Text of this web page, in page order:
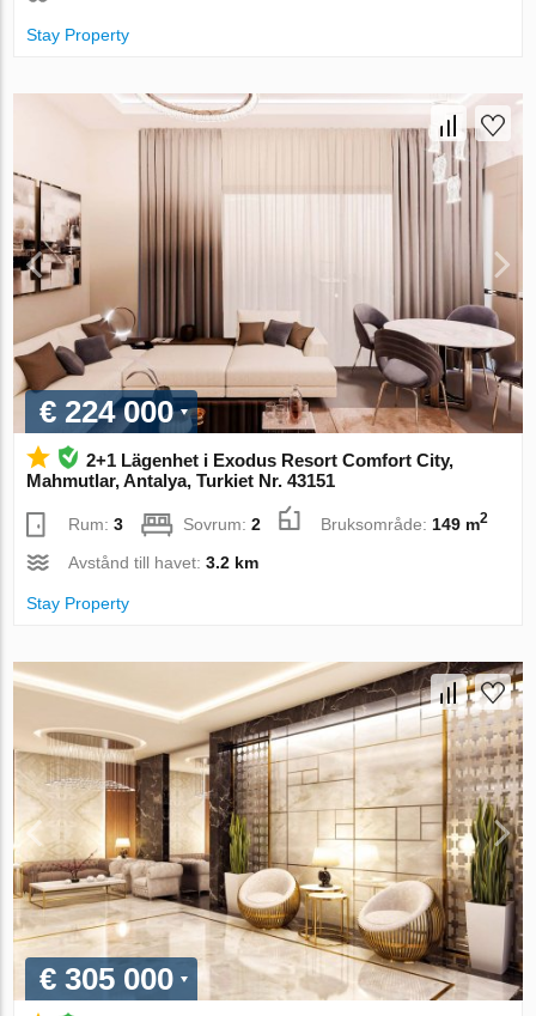
Stay Property
€ 224 000
2+1 Lägenhet i Exodus Resort Comfort City,
Mahmutlar, Antalya, Turkiet Nr. 43151
Rum:3 Sovrum:2 Bruksområde: 149 m2
Avstånd till havet:3.2 km
Stay Property
€ 305 000